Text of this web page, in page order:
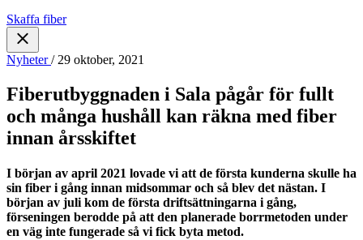
Skaffa fiber
Nyheter/ 29 oktober, 2021
Fiberutbyggnaden i Sala pågår för fullt
och många hushåll kan räkna med fiber
innan årsskiftet
I början av april 2021 lovade vi att de första kunderna skulle ha
sin fiber i gång innan midsommar och så blev det nästan. I
början av juli kom de första driftsättningarna i gång,
förseningen berodde på att den planerade borrmetoden under
en väg inte fungerade så vi fick byta metod.